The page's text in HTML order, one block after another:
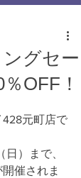
グセー
OFF！
元町店で
）まで、
催されま